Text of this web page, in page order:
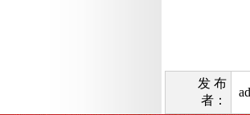
发 布
者：